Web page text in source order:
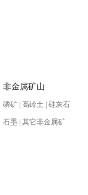
非金属矿山
磷矿 | 高岭土 | 硅灰石
石墨 | 其它非金属矿